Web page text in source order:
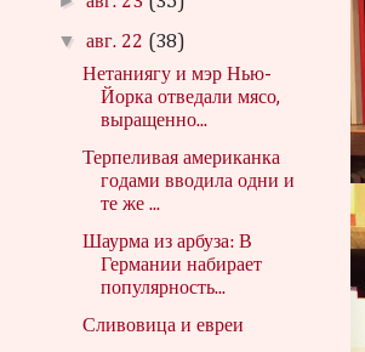
▼авг. 22 (38)
Нетаниягу и мэр Нью-
Йорка отведали мясо,
выращенно...
Терпеливая американка
годами вводила одни и
те же ...
Шаурма из арбуза: В
Германии набирает
популярность...
Сливовица и евреи